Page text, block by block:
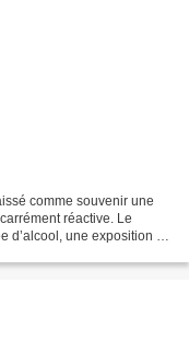
comme souvenir une
réactive. Le
d’alcool, une exposition de